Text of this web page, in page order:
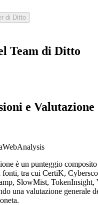
di Ditto
Team di Ditto
e Valutazione
è un punteggio
tra cui CertiK,
SlowMist, TokenInsight,
una valutazione generale